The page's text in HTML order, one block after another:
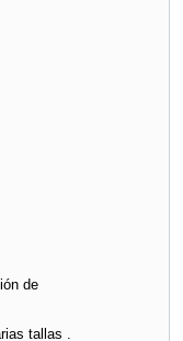
de
tallas .